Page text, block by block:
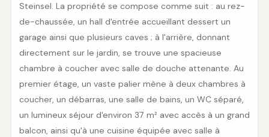
Steinsel. La propriété se compose comme suit : au rez-
de-chaussée, un hall d'entrée accueillant dessert un
garage ainsi que plusieurs caves ; à l'arrière, donnant
directement sur le jardin, se trouve une spacieuse
chambre à coucher avec salle de douche attenante. Au
premier étage, un vaste palier mène à deux chambres à
coucher, un débarras, une salle de bains, un WC séparé,
un lumineux séjour d'environ 37 m² avec accès à un grand
balcon, ainsi qu'à une cuisine équipée avec salle à